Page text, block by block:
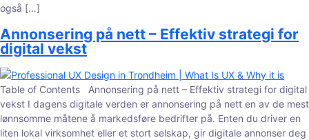
også […]
Annonsering på nett – Effektiv strategi for
digital vekst
Table of Contents Annonsering på nett – Effektiv strategi for digital
vekst I dagens digitale verden er annonsering på nett en av de mest
lønnsomme måtene å markedsføre bedrifter på. Enten du driver en
liten lokal virksomhet eller et stort selskap, gir digitale annonser deg